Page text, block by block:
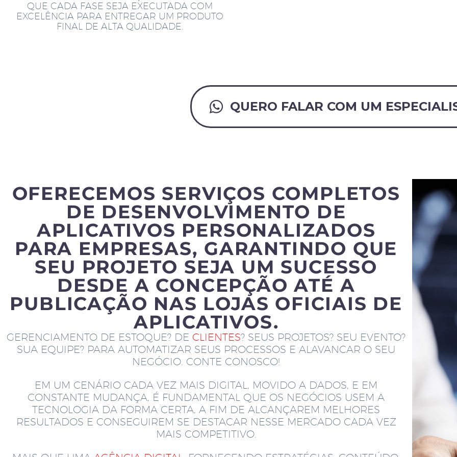
QUE CADA FASE SEJA EXECUTADA COM
EXCELÊNCIA PARA ENTREGAR UM PRODUTO
FINAL DE ALTA QUALIDADE.
QUERO FALAR COM UM
OFERECEMOS SERVIÇOS COMPLETOS
DE DESENVOLVIMENTO DE
APLICATIVOS PERSONALIZADOS
PARA EMPRESAS, GARANTINDO QUE
SEU PROJETO SEJA UM SUCESSO
DESDE A CONCEPÇÃO ATÉ A
PUBLICAÇÃO NAS LOJAS OFICIAIS DE
APLICATIVOS.
GERENCIAMENTO DE ESTOQUE? DE CLIENTES? SEUS PROJETOS? SEU EVENTO?
SUA EQUIPE? PARA AUTOMATIZAR SEUS PROCESSOS E ALAVANCAR O SEU
NEGÓCIO. CONTE CONOSCO!
EM UM CENÁRIO CADA VEZ MAIS DIGITAL, MOVIDO A DADOS, E EM
CONSTANTE MUDANÇA, É FUNDAMENTAL QUE OS NEGÓCIOS USEM A
TECNOLOGIA DA FORMA CERTA, A FIM DE ALCANÇAREM MELHORES
RESULTADOS E CONSEGUIREM SE DESTACAR NESSE MERCADO CADA VEZ
MAIS COMPETITIVO.